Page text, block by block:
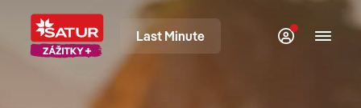
Last Minute